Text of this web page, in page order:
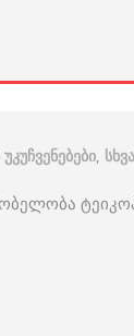
, სხვა